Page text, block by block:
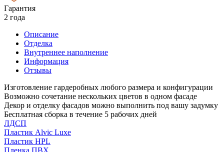
Гарантия
2 года
Описание
Отделка
Внутреннее наполнение
Информация
Отзывы
Изготовление гардеробных любого размера и конфигурации
Возможно сочетание нескольких цветов в одном фасаде
Декор и отделку фасадов можно выполнить под вашу задумку
Бесплатная сборка в течение 5 рабочих дней
ЛДСП
Пластик Alvic Luxe
Пластик HPL
Пленка ПВХ